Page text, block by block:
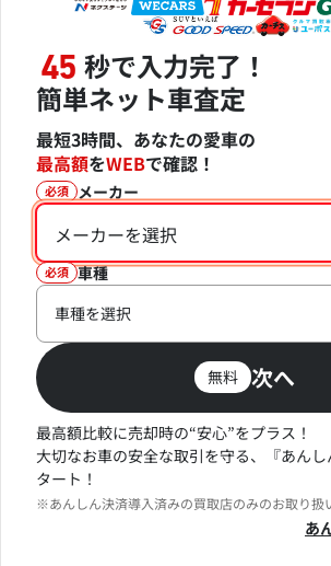
45 秒で入力完了！
簡単ネット車査定
最短3時間、あなたの愛車の
最高額をWEBで確認！
必須 メーカー
メーカーを選択
必須 車種
車種を選択
無料 次へ
最高額比較に売却時の“安心”をプラス！
大切なお車の安全な取引を守る、『あん
タート！
※あんしん決済導入済みの買取店のみのお取り扱
あ